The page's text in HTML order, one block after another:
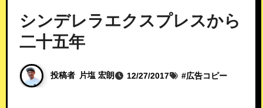
シンデレラエクスプレスから
二十五年
投稿者 片塩 宏朗 12/27/2017 #広告コピー